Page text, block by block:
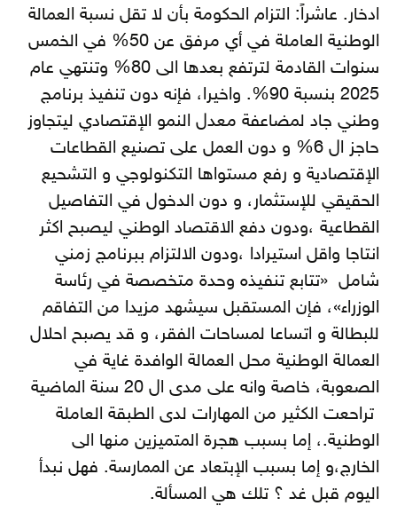
ادخار. عاشراً: التزام الحكومة بأن لا تقل نسبة العمالة
الوطنية العاملة في أي مرفق عن 50% في الخمس
سنوات القادمة لترتفع بعدها الى 80% وتنتهي عام
2025 بنسبة 90%. واخيرا، فإنه دون تنفيذ برنامج
وطني جاد لمضاعفة معدل النمو الإقتصادي ليتجاوز
حاجز ال 6% و دون العمل على تصنيع القطاعات
الإقتصادية و رفع مستواها التكنولوجي و التشحيع
الحقيقي للإستثمار، و دون الدخول في التفاصيل
القطاعية ،ودون دفع الاقتصاد الوطني ليصبح اكثر
انتاجا واقل استيرادا ،ودون الالتزام ببرنامج زمني
شامل «تتابع تنفيذه وحدة متخصصة في رئاسة
الوزراء»، فإن المستقبل سيشهد مزيدا من التفاقم
للبطالة و اتساعا لمساحات الفقر، و قد يصبح احلال
العمالة الوطنية محل العمالة الوافدة غاية في
الصعوبة، خاصة وانه على مدى ال 20 سنة الماضية
تراحعت الكثير من المهارات لدى الطبقة العاملة
الوطنية.، إما بسبب هجرة المتميزين منها الى
الخارج،و إما بسبب الإبتعاد عن الممارسة. فهل نبدأ
اليوم قبل غد ؟ تلك هي المسألة.